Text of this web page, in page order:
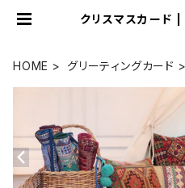
クリスマスカード
HOME グリーティングカード